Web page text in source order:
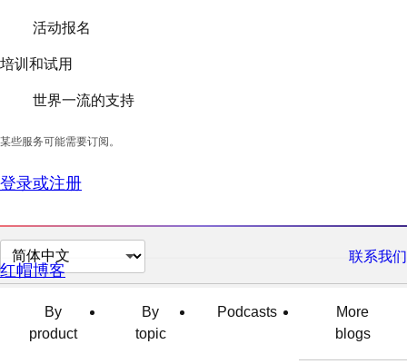
活动报名
培训和试用
世界一流的支持
某些服务可能需要订阅。
登录或注册
切
换
联系我们
红帽博客
By
product
By
topic
Podcasts
More
blogs